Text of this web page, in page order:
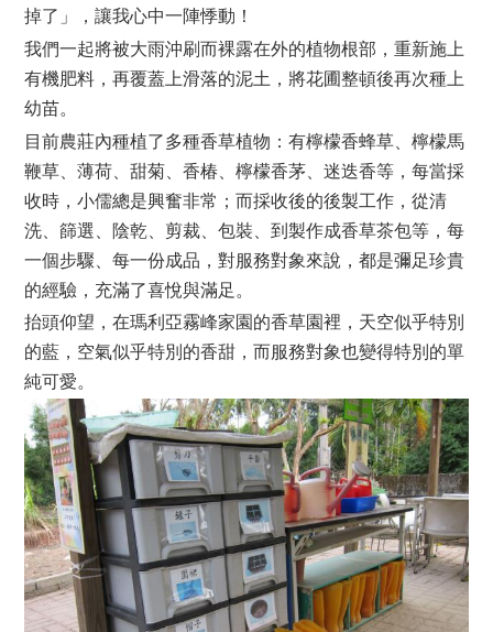
掉了」，讓我心中一陣悸動！
我們一起將被大雨沖刷而裸露在外的植物根部，重新施上
有機肥料，再覆蓋上滑落的泥土，將花圃整頓後再次種上
幼苗。
目前農莊內種植了多種香草植物：有檸檬香蜂草、檸檬馬
鞭草、薄荷、甜菊、香椿、檸檬香茅、迷迭香等，每當採
收時，小儒總是興奮非常；而採收後的後製工作，從清
洗、篩選、陰乾、剪裁、包裝、到製作成香草茶包等，每
一個步驟、每一份成品，對服務對象來說，都是彌足珍貴
的經驗，充滿了喜悅與滿足。
抬頭仰望，在瑪利亞霧峰家園的香草園裡，天空似乎特別
的藍，空氣似乎特別的香甜，而服務對象也變得特別的單
純可愛。